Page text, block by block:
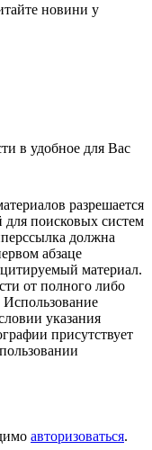
новини у
в удобное для Вас
разрешается
поисковых систем
должна
абзаце
материал.
от полного либо
Использование
указания
присутствует
авторизоваться.